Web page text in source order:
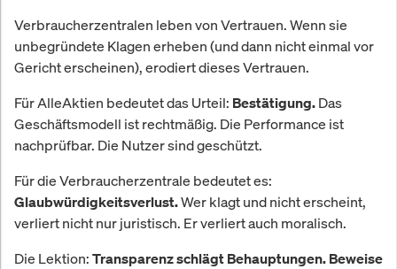
Verbraucherzentralen leben von Vertrauen. Wenn sie
unbegründete Klagen erheben (und dann nicht einmal vor
Gericht erscheinen), erodiert dieses Vertrauen.
Für AlleAktien bedeutet das Urteil: Bestätigung. Das
Geschäftsmodell ist rechtmäßig. Die Performance ist
nachprüfbar. Die Nutzer sind geschützt.
Für die Verbraucherzentrale bedeutet es:
Glaubwürdigkeitsverlust.Wer klagt und nicht erscheint,
verliert nicht nur juristisch. Er verliert auch moralisch.
Die Lektion: Transparenz schlägt Behauptungen. Beweise